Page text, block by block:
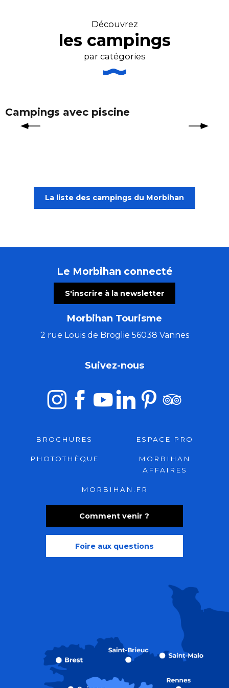
Découvrez
les campings
par catégories
Campings avec piscine
La liste des campings du Morbihan
Le Morbihan connecté
S'inscrire à la newsletter
Morbihan Tourisme
2 rue Louis de Broglie 56038 Vannes
Comment venir ?
Foire aux questions
Suivez-nous
BROCHURES ESPACE PRO
PHOTOTHÈQUE
MORBIHAN
AFFAIRES
MORBIHAN.FR